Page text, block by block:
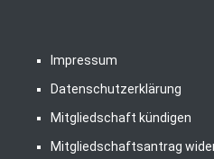
Impressum
Datenschutzerklärung
Mitgliedschaft kündigen
Mitgliedschaftsantrag